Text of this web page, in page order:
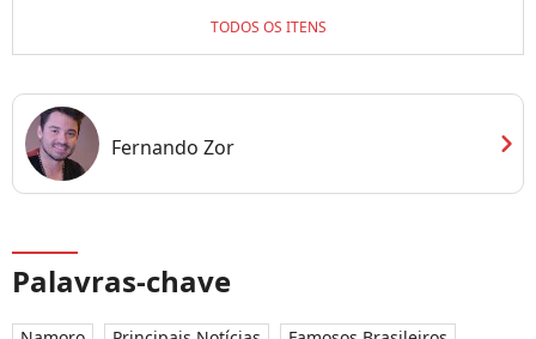
TODOS OS ITENS
Fernando Zor chevron_right
Palavras-chave